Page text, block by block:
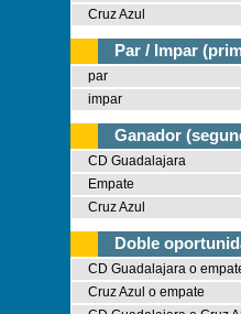
Cruz Azul
Par / Impar
par
impar
Ganador
CD Guadalajara
Empate
Cruz Azul
Doble
CD Guadalajara o
Cruz Azul o empate